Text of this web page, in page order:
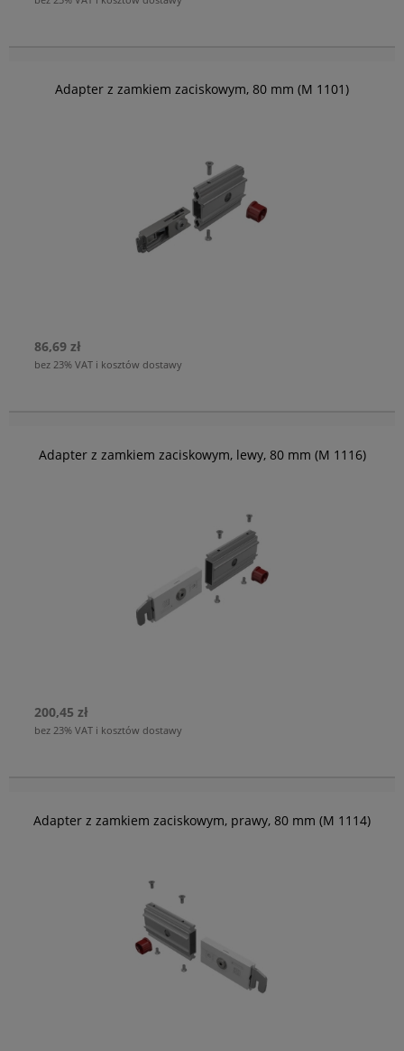
Adapter z zamkiem zaciskowym, 80 mm (M 1101)
86,69 zł
bez 23% VAT i kosztów dostawy
Adapter z zamkiem zaciskowym, lewy, 80 mm (M 1116)
200,45 zł
bez 23% VAT i kosztów dostawy
Adapter z zamkiem zaciskowym, prawy, 80 mm (M 1114)